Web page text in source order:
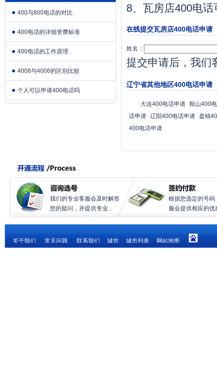
400与800电话的对比
400电话的详细资费标准
400电话的工作原理
4008与4006的区别比较
个人可以申请400电话吗
8、瓦房店400电
在线提交瓦房店400电话申请
姓名：
提交申请后，我们
辽宁省其他地区400电话申请
大连400电话申请 鞍山400
话申请 辽阳400电话申请 盘锦
400电话申请
我们的专业客服会及时解答
您的疑问，并提供专业...
根据您选定的号码
服会提供相应的优
关于我们 常见问题 联系我们 城市 城市列表 网站地图